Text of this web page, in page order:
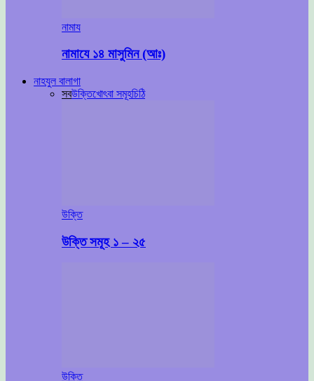
নামায
নামাযে ১৪ মাসুমিন (আঃ)
নাহযুল বালাগা
সবউক্তিখোৎবা সমূহচিঠি
উক্তি
উক্তি সমূহ ১ – ২৫
উক্তি